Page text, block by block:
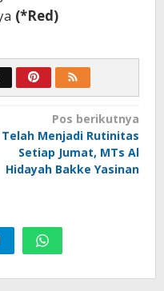
(*Red)
Pos berikutnya
Telah Menjadi Rutinitas
Setiap Jumat, MTs Al
Hidayah Bakke Yasinan